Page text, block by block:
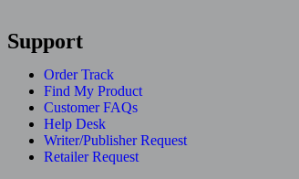
Support
Order Track
Find My Product
Customer FAQs
Help Desk
Writer/Publisher Request
Retailer Request